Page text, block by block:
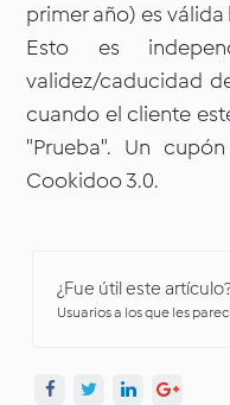
primer año) es
Esto es
validez/caducidad
cuando el cliente
"Prueba". Un
Cookidoo 3.0.
¿Fue útil este
Usuarios a los que les